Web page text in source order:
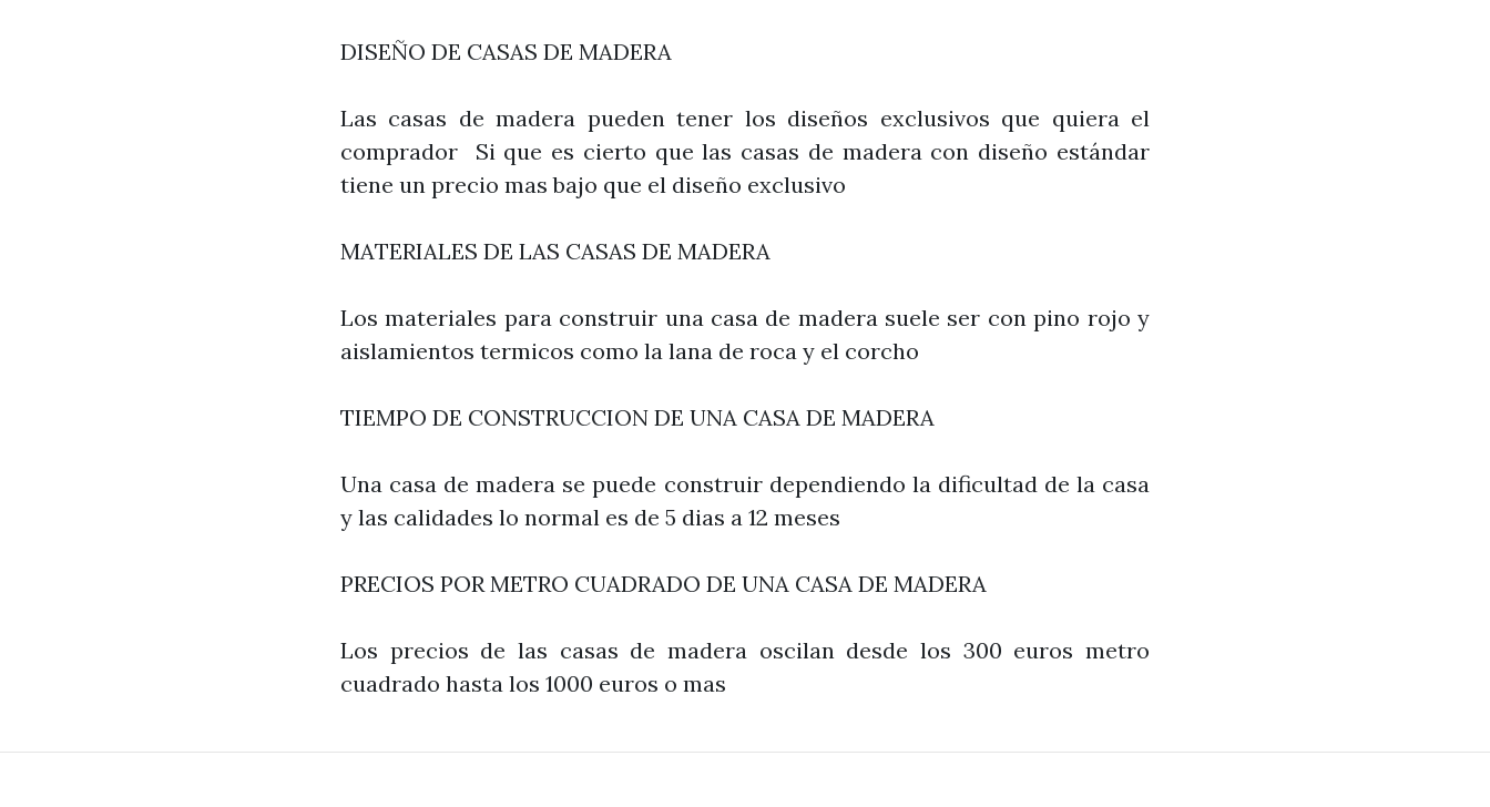
DISEÑO DE CASAS DE MADERA
Las casas de madera pueden tener los diseños exclusivos que quiera el
comprador Si que es cierto que las casas de madera con diseño estándar
tiene un precio mas bajo que el diseño exclusivo
MATERIALES DE LAS CASAS DE MADERA
Los materiales para construir una casa de madera suele ser con pino rojo y
aislamientos termicos como la lana de roca y el corcho
TIEMPO DE CONSTRUCCION DE UNA CASA DE MADERA
Una casa de madera se puede construir dependiendo la dificultad de la casa
y las calidades lo normal es de 5 dias a 12 meses
PRECIOS POR METRO CUADRADO DE UNA CASA DE MADERA
Los precios de las casas de madera oscilan desde los 300 euros metro
cuadrado hasta los 1000 euros o mas